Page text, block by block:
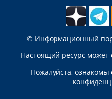
© Информационный
Настоящий ресурс может
Пожалуйста,